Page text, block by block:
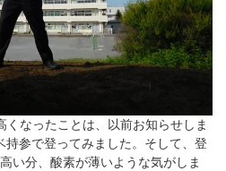
なったことは、以前お知らせしま
持参で登ってみました。そして、登
い分、酸素が薄いような気がしま